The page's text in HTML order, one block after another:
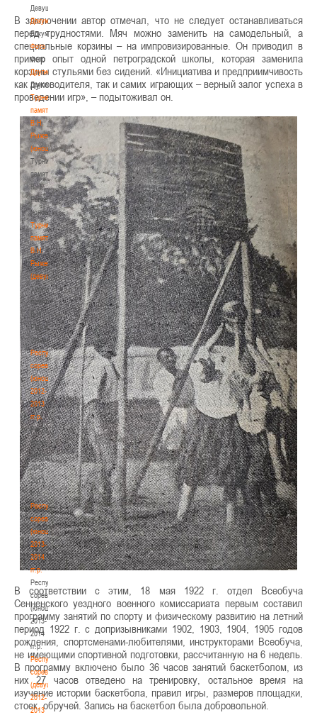
Девушки
Документы
Документы
Фото
Фото
Другие
Другие
Турнир
памяти
В.Н.
Рыженкова
(юноши)
Турнир
памяти
В.Н.
Рыженкова
(юноши)
Турнир
памяти
В.Н.
Рыженкова
(девушки)
Турнир
памяти
В.Н.
Рыженкова
(девушки)
Республиканские
соревнования
(юноши)
2012-
2013
гг.р.
Республиканские
соревнования
(юноши)
2012-
2013
гг.р.
Республиканские
соревнования
(юноши)
2013-
2014
гг.р.
Республиканские
соревнования
(юноши)
2013-
2014
гг.р.
Республиканские
соревнования
(девушки)
2012-
2013
В заключении автор отмечал, что не следует останавливаться
перед трудностями. Мяч можно заменить на самодельный, а
специальные корзины – на импровизированные. Он приводил в
пример опыт одной петроградской школы, которая заменила
корзины стульями без сидений. «Инициатива и предприимчивость
как руководителя, так и самих играющих – верный залог успеха в
проведении игр», – подытоживал он.
В соответствии с этим, 18 мая 1922 г. отдел Всеобуча
Сенненского уездного военного комиссариата первым составил
программу занятий по спорту и физическому развитию на летний
период 1922 г. с допризывниками 1902, 1903, 1904, 1905 годов
рождения, спортсменами-любителями, инструкторами Всеобуча,
не имеющими спортивной подготовки, рассчитанную на 6 недель.
В программу включено было 36 часов занятий баскетболом, из
них 27 часов отведено на тренировку, остальное время на
изучение истории баскетбола, правил игры, размеров площадки,
стоек, обручей. Запись на баскетбол была добровольной.